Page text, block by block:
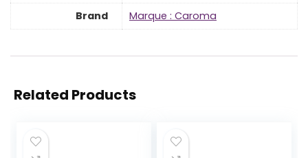
Brand Marque : Caroma
Related Products